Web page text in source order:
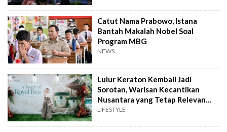
Catut Nama Prabowo, Istana
Bantah Makalah Nobel Soal
Program MBG
NEWS
Lulur Keraton Kembali Jadi
Sorotan, Warisan Kecantikan
Nusantara yang Tetap Relevan
hingga Kini
LIFESTYLE